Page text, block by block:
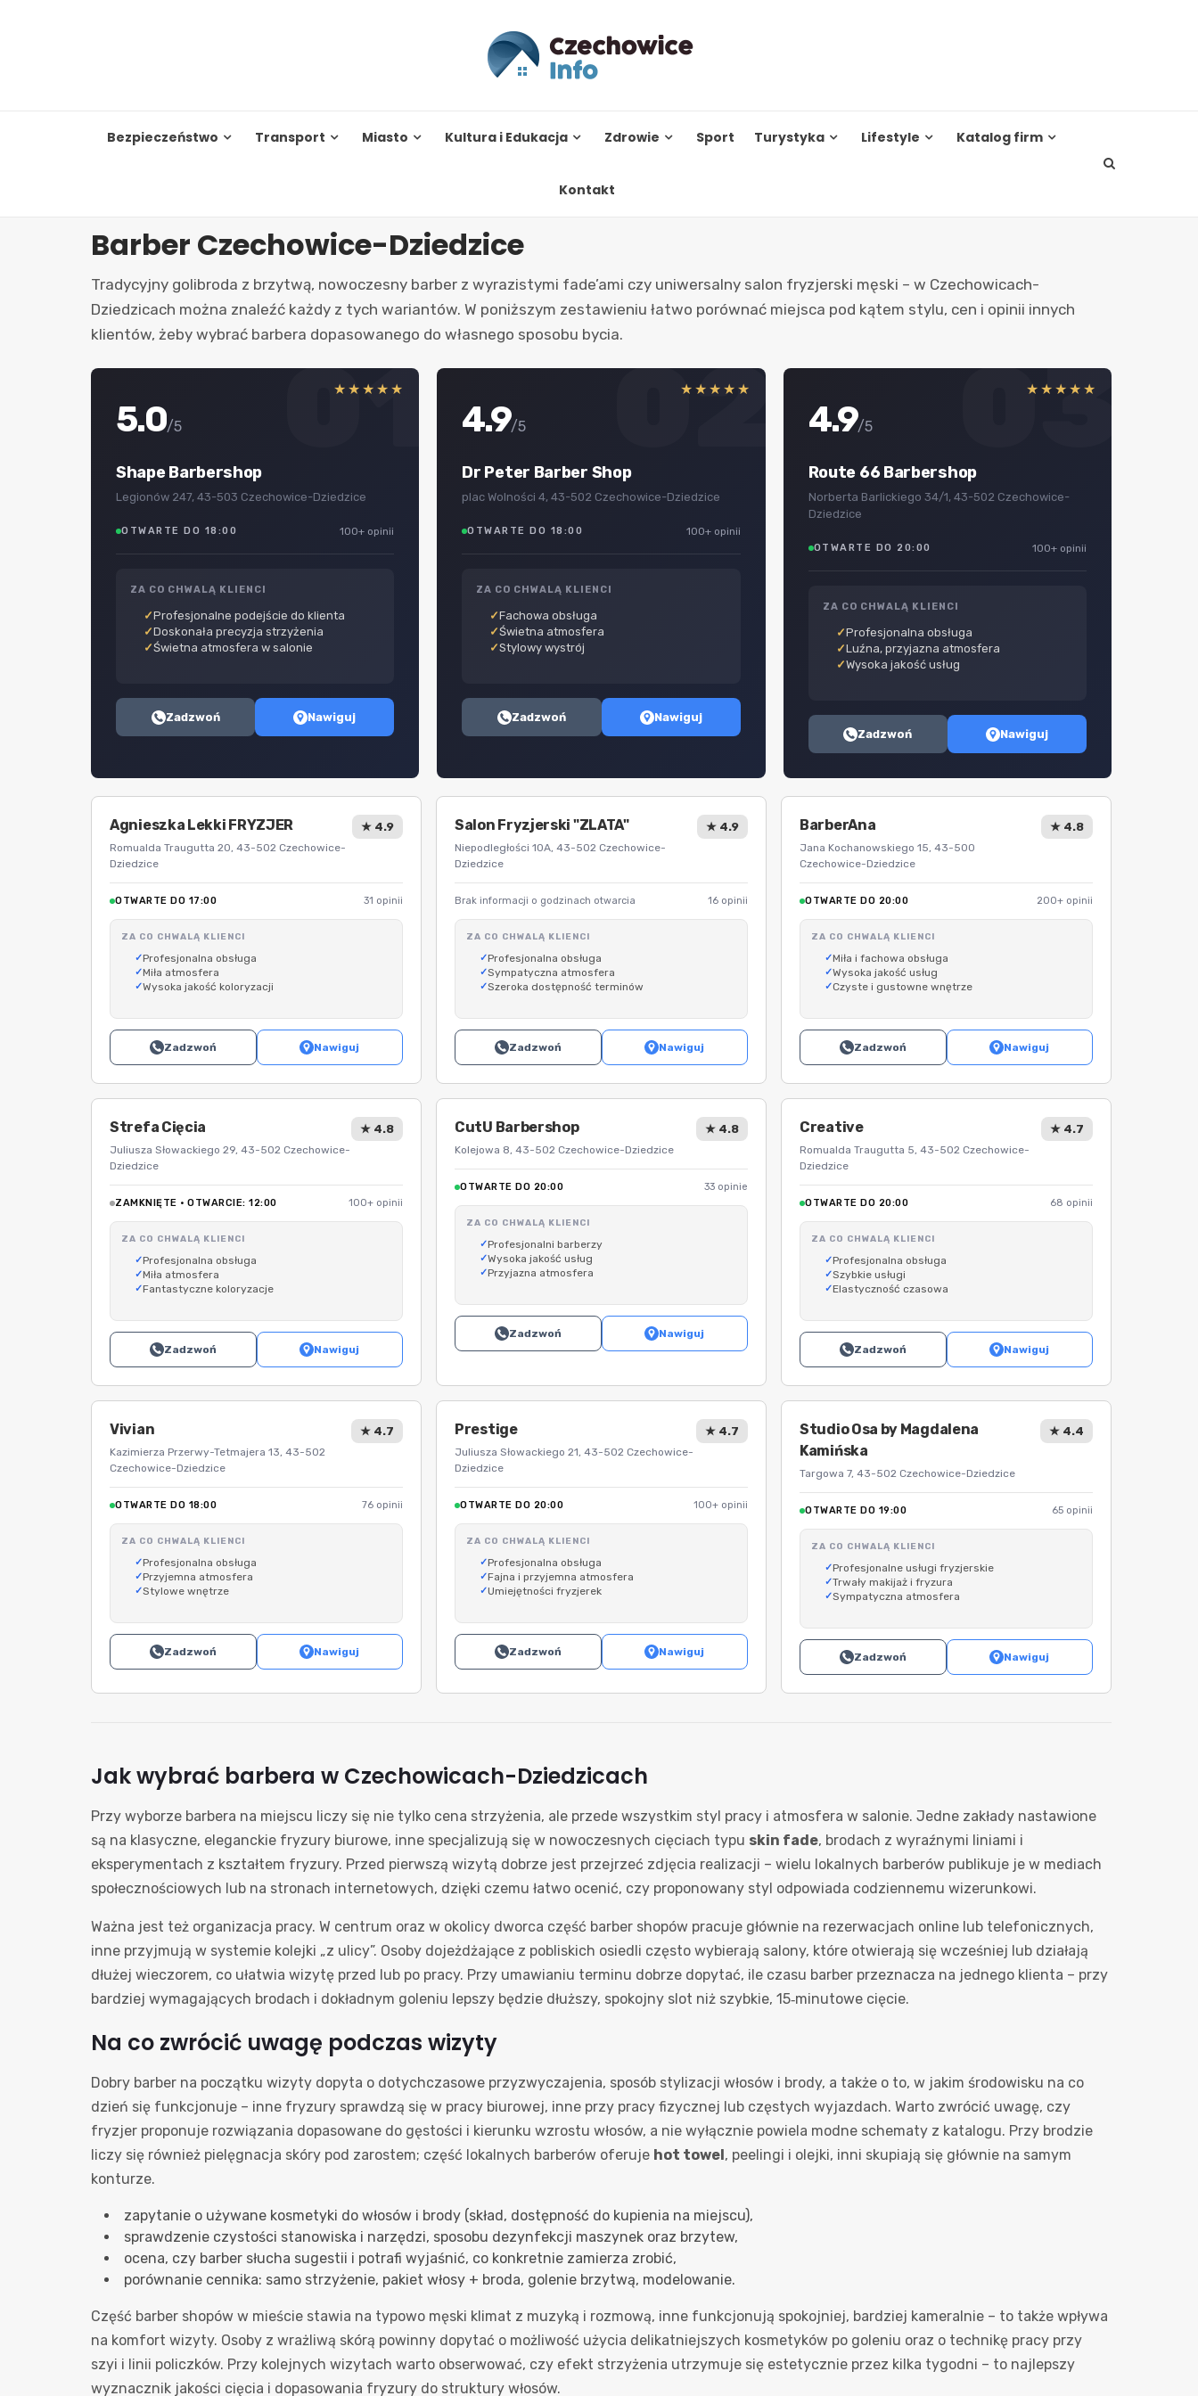
Bezpieczeństwo Transport Miasto Kultura i Edukacja Zdrowie Sport Turystyka Lifestyle Katalog firm
Kontakt
Barber Czechowice-Dziedzice
Tradycyjny golibroda z brzytwą, nowoczesny barber z wyrazistymi fade’ami czy uniwersalny salon fryzjerski męski – w Czechowicach-
Dziedzicach można znaleźć każdy z tych wariantów. W poniższym zestawieniu łatwo porównać miejsca pod kątem stylu, cen i opinii innych
klientów, żeby wybrać barbera dopasowanego do własnego sposobu bycia.
01
★★★★★
5.0/5
Shape Barbershop
Legionów 247, 43-503 Czechowice-Dziedzice
OTWARTE DO 18:00 100+ opinii
ZA CO CHWALĄ KLIENCI
Profesjonalne podejście do klienta
Doskonała precyzja strzyżenia
Świetna atmosfera w salonie
Zadzwoń Nawiguj
02
★★★★★
4.9/5
Dr Peter Barber Shop
plac Wolności 4, 43-502 Czechowice-Dziedzice
OTWARTE DO 18:00 100+ opinii
ZA CO CHWALĄ KLIENCI
Fachowa obsługa
Świetna atmosfera
Stylowy wystrój
Zadzwoń Nawiguj
03
★★★★★
4.9/5
Route 66 Barbershop
Norberta Barlickiego 34/1, 43-502 Czechowice-
Dziedzice
OTWARTE DO 20:00 100+ opinii
ZA CO CHWALĄ KLIENCI
Profesjonalna obsługa
Luźna, przyjazna atmosfera
Wysoka jakość usług
Zadzwoń Nawiguj
Agnieszka Lekki FRYZJER
Romualda Traugutta 20, 43-502 Czechowice-
Dziedzice
★ 4.9
OTWARTE DO 17:00 31 opinii
ZA CO CHWALĄ KLIENCI
Profesjonalna obsługa
Miła atmosfera
Wysoka jakość koloryzacji
Zadzwoń Nawiguj
Salon Fryzjerski "ZLATA"
Niepodległości 10A, 43-502 Czechowice-
Dziedzice
★ 4.9
Brak informacji o godzinach otwarcia 16 opinii
ZA CO CHWALĄ KLIENCI
Profesjonalna obsługa
Sympatyczna atmosfera
Szeroka dostępność terminów
Zadzwoń Nawiguj
BarberAna
Jana Kochanowskiego 15, 43-500
Czechowice-Dziedzice
★ 4.8
OTWARTE DO 20:00 200+ opinii
ZA CO CHWALĄ KLIENCI
Miła i fachowa obsługa
Wysoka jakość usług
Czyste i gustowne wnętrze
Zadzwoń Nawiguj
Strefa Cięcia
Juliusza Słowackiego 29, 43-502 Czechowice-
Dziedzice
★ 4.8
ZAMKNIĘTE · OTWARCIE: 12:00 100+ opinii
ZA CO CHWALĄ KLIENCI
Profesjonalna obsługa
Miła atmosfera
Fantastyczne koloryzacje
Zadzwoń Nawiguj
CutU Barbershop
Kolejowa 8, 43-502 Czechowice-Dziedzice
★ 4.8
OTWARTE DO 20:00 33 opinie
ZA CO CHWALĄ KLIENCI
Profesjonalni barberzy
Wysoka jakość usług
Przyjazna atmosfera
Zadzwoń Nawiguj
Creative
Romualda Traugutta 5, 43-502 Czechowice-
Dziedzice
★ 4.7
OTWARTE DO 20:00 68 opinii
ZA CO CHWALĄ KLIENCI
Profesjonalna obsługa
Szybkie usługi
Elastyczność czasowa
Zadzwoń Nawiguj
Vivian
Kazimierza Przerwy-Tetmajera 13, 43-502
Czechowice-Dziedzice
★ 4.7
OTWARTE DO 18:00 76 opinii
ZA CO CHWALĄ KLIENCI
Profesjonalna obsługa
Przyjemna atmosfera
Stylowe wnętrze
Zadzwoń Nawiguj
Prestige
Juliusza Słowackiego 21, 43-502 Czechowice-
Dziedzice
★ 4.7
OTWARTE DO 20:00 100+ opinii
ZA CO CHWALĄ KLIENCI
Profesjonalna obsługa
Fajna i przyjemna atmosfera
Umiejętności fryzjerek
Zadzwoń Nawiguj
Studio Osa by Magdalena
Kamińska
Targowa 7, 43-502 Czechowice-Dziedzice
★ 4.4
OTWARTE DO 19:00 65 opinii
ZA CO CHWALĄ KLIENCI
Profesjonalne usługi fryzjerskie
Trwały makijaż i fryzura
Sympatyczna atmosfera
Zadzwoń Nawiguj
Jak wybrać barbera w Czechowicach-Dziedzicach
Przy wyborze barbera na miejscu liczy się nie tylko cena strzyżenia, ale przede wszystkim styl pracy i atmosfera w salonie. Jedne zakłady nastawione
są na klasyczne, eleganckie fryzury biurowe, inne specjalizują się w nowoczesnych cięciach typu skin fade, brodach z wyraźnymi liniami i
eksperymentach z kształtem fryzury. Przed pierwszą wizytą dobrze jest przejrzeć zdjęcia realizacji – wielu lokalnych barberów publikuje je w mediach
społecznościowych lub na stronach internetowych, dzięki czemu łatwo ocenić, czy proponowany styl odpowiada codziennemu wizerunkowi.
Ważna jest też organizacja pracy. W centrum oraz w okolicy dworca część barber shopów pracuje głównie na rezerwacjach online lub telefonicznych,
inne przyjmują w systemie kolejki „z ulicy”. Osoby dojeżdżające z pobliskich osiedli często wybierają salony, które otwierają się wcześniej lub działają
dłużej wieczorem, co ułatwia wizytę przed lub po pracy. Przy umawianiu terminu dobrze dopytać, ile czasu barber przeznacza na jednego klienta – przy
bardziej wymagających brodach i dokładnym goleniu lepszy będzie dłuższy, spokojny slot niż szybkie, 15‑minutowe cięcie.
Na co zwrócić uwagę podczas wizyty
Dobry barber na początku wizyty dopyta o dotychczasowe przyzwyczajenia, sposób stylizacji włosów i brody, a także o to, w jakim środowisku na co
dzień się funkcjonuje – inne fryzury sprawdzą się w pracy biurowej, inne przy pracy fizycznej lub częstych wyjazdach. Warto zwrócić uwagę, czy
fryzjer proponuje rozwiązania dopasowane do gęstości i kierunku wzrostu włosów, a nie wyłącznie powiela modne schematy z katalogu. Przy brodzie
liczy się również pielęgnacja skóry pod zarostem; część lokalnych barberów oferuje hot towel, peelingi i olejki, inni skupiają się głównie na samym
konturze.
zapytanie o używane kosmetyki do włosów i brody (skład, dostępność do kupienia na miejscu),
sprawdzenie czystości stanowiska i narzędzi, sposobu dezynfekcji maszynek oraz brzytew,
ocena, czy barber słucha sugestii i potrafi wyjaśnić, co konkretnie zamierza zrobić,
porównanie cennika: samo strzyżenie, pakiet włosy + broda, golenie brzytwą, modelowanie.
Część barber shopów w mieście stawia na typowo męski klimat z muzyką i rozmową, inne funkcjonują spokojniej, bardziej kameralnie – to także wpływa
na komfort wizyty. Osoby z wrażliwą skórą powinny dopytać o możliwość użycia delikatniejszych kosmetyków po goleniu oraz o technikę pracy przy
szyi i linii policzków. Przy kolejnych wizytach warto obserwować, czy efekt strzyżenia utrzymuje się estetycznie przez kilka tygodni – to najlepszy
wyznacznik jakości cięcia i dopasowania fryzury do struktury włosów.